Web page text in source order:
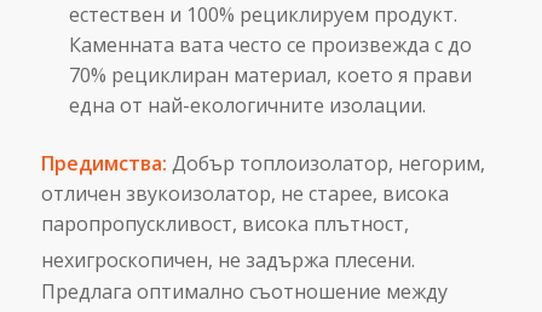
естествен и 100% рециклируем продукт.
Каменната вата често се произвежда с до
70% рециклиран материал, което я прави
една от най-екологичните изолации.
Предимства: Добър топлоизолатор, негорим,
отличен звукоизолатор, не старее, висока
паропропускливост, висока плътност,
нехигроскопичен, не задържа плесени.
Предлага оптимално съотношение между